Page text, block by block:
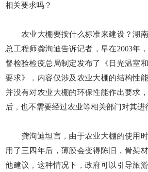
相关要求吗？
农业大棚要按什么标准来建设？湖南
总工程师龚洵迪告诉记者，早在2003年
督检验检疫总局制定发布了《日光温室
要求》，内容仅涉及农业大棚的结构性
并没有对农业大棚的环保性能作出要求
后，也不需要经过农业等相关部门对其进
龚洵迪坦言，由于农业大棚的使用时
用了三四年后，薄膜会变得陈旧，骨架
他建议，这种情况下，政府可以引导旅